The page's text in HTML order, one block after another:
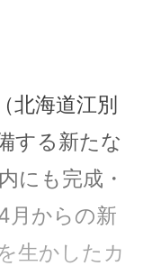
北海道江別
する新たな
にも完成・
月からの新
生かしたカ